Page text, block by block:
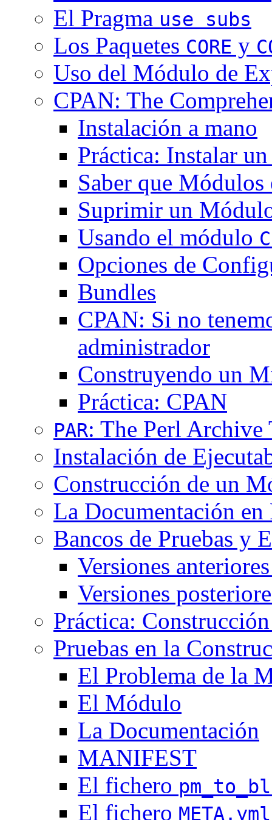
El Pragma use subs
Los Paquetes CORE y
Uso del Módulo de
CPAN: The
Instalación a mano
Práctica: Instalar
Saber que Módulos
Suprimir un
Usando el módulo
Opciones de
Bundles
CPAN: Si no
administrador
Construyendo un
Práctica: CPAN
PAR: The Perl
Instalación de
Construcción de un
La Documentación en
Bancos de Pruebas y
Versiones
Versiones
Práctica:
Pruebas en la
El Problema de la
El Módulo
La Documentación
MANIFEST
El fichero
El fichero META.yml